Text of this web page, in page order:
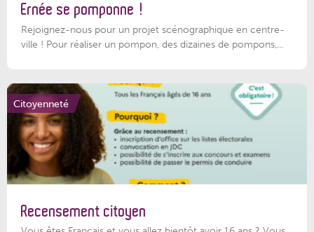
Ernée se pomponne !
Rejoignez-nous pour un projet scénographique en centre-
ville ! Pour réaliser un pompon, des dizaines de pompons,...
Citoyenneté
Recensement citoyen